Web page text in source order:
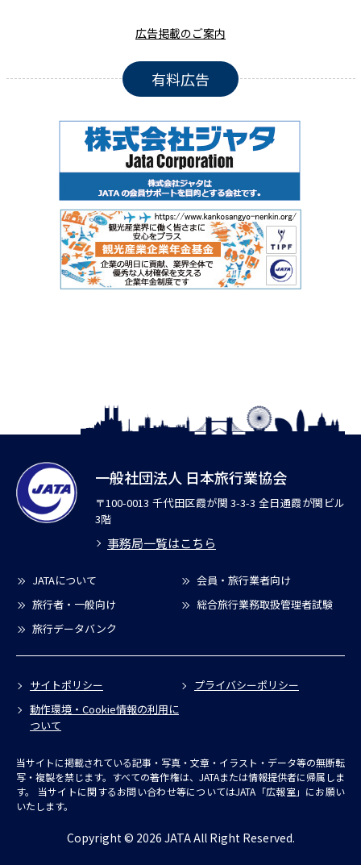
広告掲載のご案内
有料広告
一般社団法人 日本旅行業協会
〒100-0013 千代田区霞が関 3-3-3 全日通霞が関ビル
3階
事務局一覧はこちら
JATAについて
会員・旅行業者向け
旅行者・一般向け
総合旅行業務取扱管理者試験
旅行データバンク
サイトポリシー
プライバシーポリシー
動作環境・Cookie情報の利用に
ついて
当サイトに掲載されている記事・写真・文章・イラスト・データ等の無断転
写・複製を禁じます。すべての著作権は、JATAまたは情報提供者に帰属しま
す。
当サイトに関するお問い合わせ等についてはJATA「広報室」にお願い
いたします。
Copyright © 2026 JATA All Right Reserved.